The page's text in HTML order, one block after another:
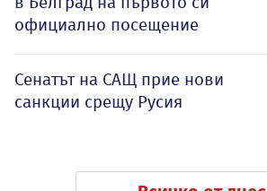
официално посещение
Сенатът на САЩ прие нови
санкции срещу Русия